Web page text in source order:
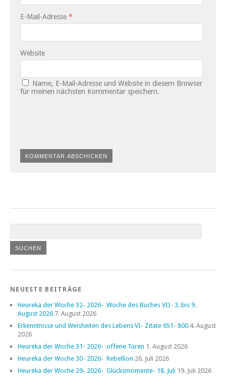
E-Mail-Adresse *
Website
Name, E-Mail-Adresse und Website in diesem Browser
für meinen nächsten Kommentar speichern.
NEUESTE BEITRÄGE
Heureka der Woche 32- 2026- Woche des Buches VII- 3. bis 9.
August 2026 7. August 2026
Erkenntnisse und Weisheiten des Lebens VI- Zitate 651- 800 4. August
2026
Heureka der Woche 31- 2026- offene Türen 1. August 2026
Heureka der Woche 30- 2026- Rebellion 26. Juli 2026
Heureka der Woche 29- 2026- Glücksmomente- 18. Juli 19. Juli 2026